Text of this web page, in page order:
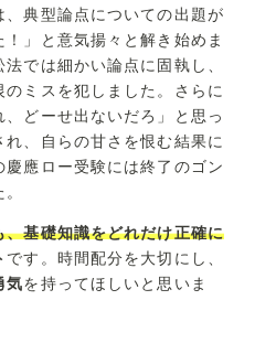
、典型論点についての出題が
」と意気揚々と解き始めま
では細かい論点に固執し、
のミスを犯しました。さらに
どーせ出ないだろ」と思っ
、自らの甘さを恨む結果に
應ロー受験には終了のゴン
、基礎知識をどれだけ正確に
です。時間配分を大切にし、
気を持ってほしいと思いま